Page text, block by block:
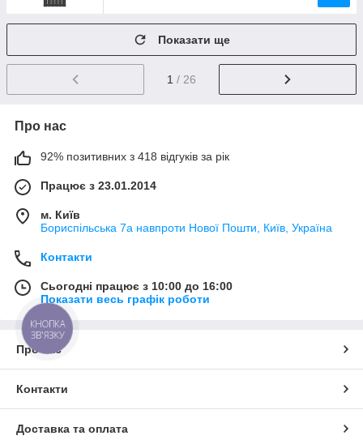
Показати ще
1 / 26
Про нас
92% позитивних з 418 відгуків за рік
Працює з 23.01.2014
м. Київ
Бориспільська 7а навпроти Нової Пошти, Київ, Україна
Контакти
Сьогодні працює з 10:00 до 16:00
Показати весь графік роботи
Про нас
Контакти
Доставка та оплата
КНОПКА
ЗВ'ЯЗКУ